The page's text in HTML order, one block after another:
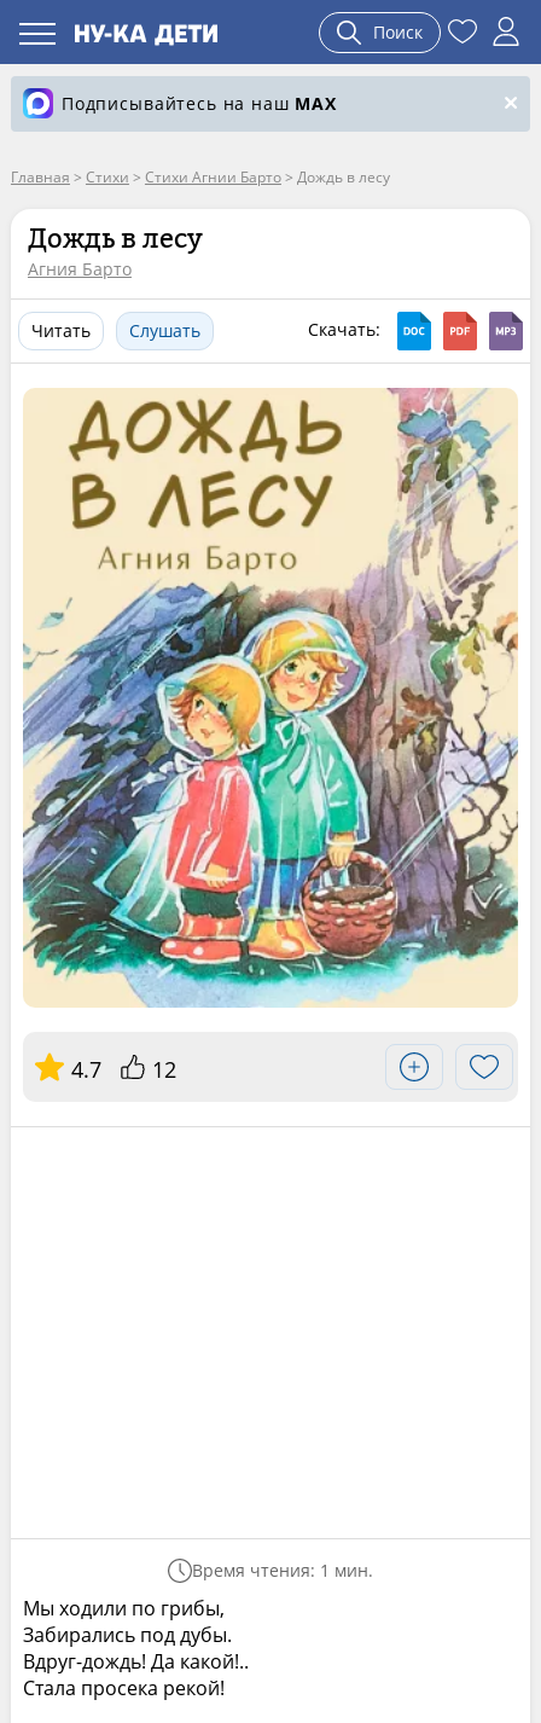
Поиск
Подписывайтесь на наш MAX
Главная > Стихи > Стихи Агнии Барто> Дождь в лесу
Дождь в лесу
Агния Барто
Читать Слушать Скачать:
4.7 12
Время чтения: 1 мин.
Мы ходили по грибы,
Забирались под дубы.
Вдруг-дождь! Да какой!..
Стала просека рекой!